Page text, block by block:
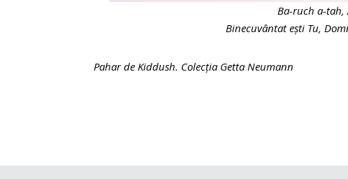
Ba-ruch a-tah,
Binecuvântat ești Tu,
Pahar de Kiddush. Colecția Getta Neumann